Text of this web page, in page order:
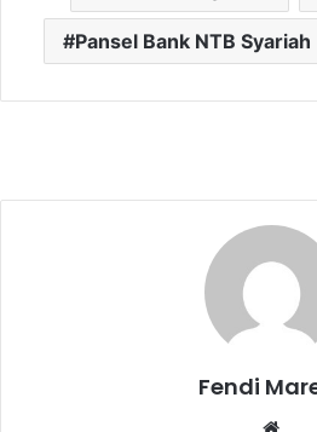
Pansel Bank NTB Syariah
Fendi